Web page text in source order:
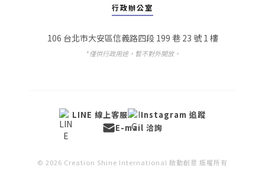
行政辦公室
106 台北市大安區信義路四段 199 巷 23 號 1 樓
* 僅供行政用途，暫不對外開放。
LINE 線上客服
Instagram 追蹤
E-mail 洽詢
© 2026 Creation Shine International 啟動創意 版權所有